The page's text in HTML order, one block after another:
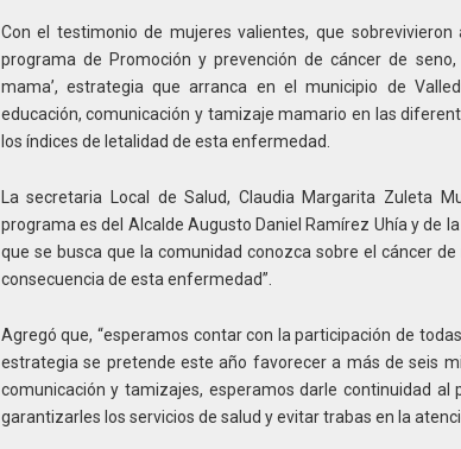
Con el testimonio de mujeres valientes, que
programa de Promoción y prevención de cáncer de seno,
mama’, estrategia que arranca en el municipio de
educación, comunicación y tamizaje mamario en las
los índices de letalidad de esta enfermedad.
La secretaria Local de Salud, Claudia Margarita Zuleta
programa es del Alcalde Augusto Daniel Ramírez Uhía y de
que se busca que la comunidad conozca sobre el cáncer
consecuencia de esta enfermedad”.
Agregó que, “esperamos contar con la participación de
estrategia se pretende este año favorecer a más de seis
comunicación y tamizajes, esperamos darle continuidad al
garantizarles los servicios de salud y evitar trabas en la